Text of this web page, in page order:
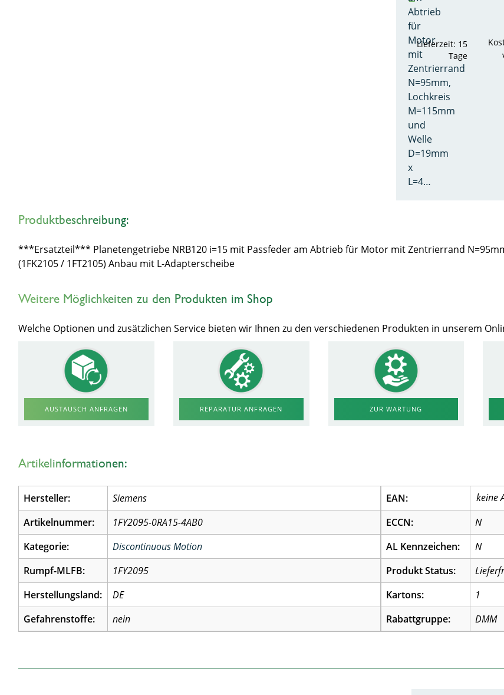
Abtrieb
für
Motor
mit
Zentrierrand
N=95mm,
Lochkreis
M=115mm
und
Welle
D=19mm
x
L=4…
Lieferzeit: 15
Tage
Produktbeschreibung:
***Ersatzteil*** Planetengetriebe NRB120 i=15 mit Passfeder am Abtrieb für Motor mit Zentrierrand
(1FK2105 / 1FT2105) Anbau mit L-Adapterscheibe
Weitere Möglichkeiten zu den Produkten im Shop
Welche Optionen und zusätzlichen Service bieten wir Ihnen zu den verschiedenen Produkten in unserem
AUSTAUSCH ANFRAGEN REPARATUR ANFRAGEN ZUR WARTUNG
Artikelinformationen:
Hersteller:
Siemens
Artikelnummer:
1FY2095-0RA15-4AB0
Kategorie:
Discontinuous Motion
Rumpf-MLFB:
1FY2095
Herstellungsland:
DE
Gefahrenstoffe:
nein
EAN:
ECCN:
N
AL Kennzeichen:
N
Produkt Status:
Kartons:
1
Rabattgruppe:
DMM